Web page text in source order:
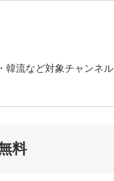
韓流など対象チャンネル
料